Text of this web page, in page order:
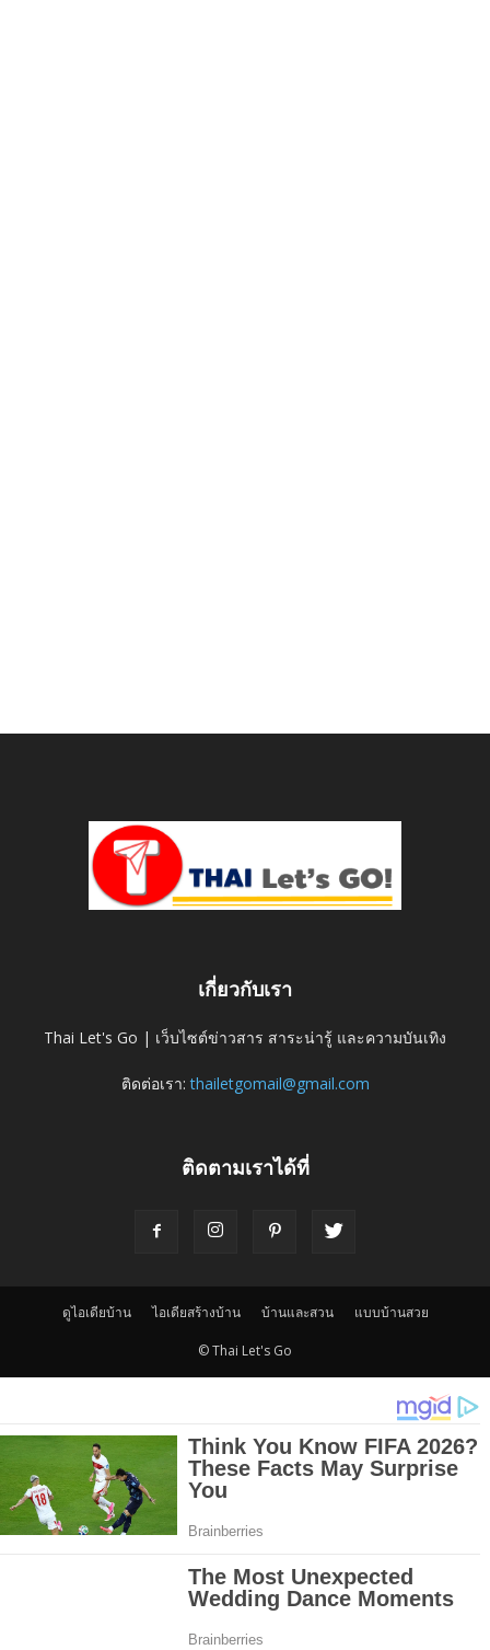
เกี่ยวกับเรา
Thai Let's Go | เว็บไซต์ข่าวสาร สาระน่ารู้ และความบันเทิง
ติดต่อเรา:thailetgomail@gmail.com
ติดตามเราได้ที่
ดูไอเดียบ้าน ไอเดียสร้างบ้าน บ้านและสวน แบบบ้านสวย
© Thai Let's Go